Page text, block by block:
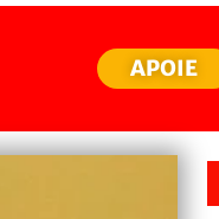
APOIE